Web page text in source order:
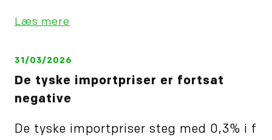
Læs mere
31/03/2026
De tyske importpriser er fortsat
negative
De tyske importpriser steg med 0,3% i f